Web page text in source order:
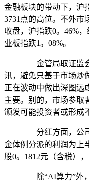
金融板块的带动下，沪
3731点的高位。不外市
收盘，沪指跌0。46%
业板指跌1。08%。
金管局取证监会
讯，避免只基于市场炒
正在波动中做出深图远
主要。别的，市场参取
颁发可能投资者或形成
分红方面，公司
金体例分派的利润为上
股0。1812元（含税）
除“AI算力”外，